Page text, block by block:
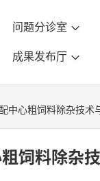
问题分诊室
成果发布厅
中心粗饲料除杂技术
饲料除杂